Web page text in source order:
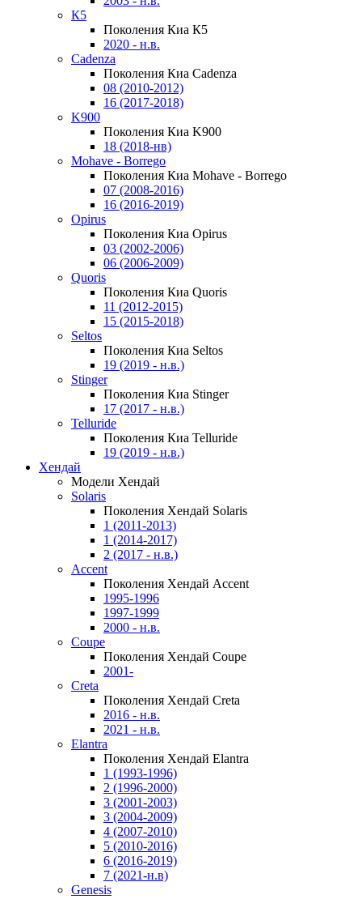
К5
Поколения Киа К5
2020 - н.в.
Cadenza
Поколения Киа Cadenza
08 (2010-2012)
16 (2017-2018)
K900
Поколения Киа K900
18 (2018-нв)
Mohave - Borrego
Поколения Киа Mohave - Borrego
07 (2008-2016)
16 (2016-2019)
Opirus
Поколения Киа Opirus
03 (2002-2006)
06 (2006-2009)
Quoris
Поколения Киа Quoris
11 (2012-2015)
15 (2015-2018)
Seltos
Поколения Киа Seltos
19 (2019 - н.в.)
Stinger
Поколения Киа Stinger
17 (2017 - н.в.)
Telluride
Поколения Киа Telluride
19 (2019 - н.в.)
Хендай
Модели Хендай
Solaris
Поколения Хендай Solaris
1 (2011-2013)
1 (2014-2017)
2 (2017 - н.в.)
Accent
Поколения Хендай Accent
1995-1996
1997-1999
2000 - н.в.
Coupe
Поколения Хендай Coupe
2001-
Creta
Поколения Хендай Creta
2016 - н.в.
2021 - н.в.
Elantra
Поколения Хендай Elantra
1 (1993-1996)
2 (1996-2000)
3 (2001-2003)
3 (2004-2009)
4 (2007-2010)
5 (2010-2016)
6 (2016-2019)
7 (2021-н.в)
Genesis